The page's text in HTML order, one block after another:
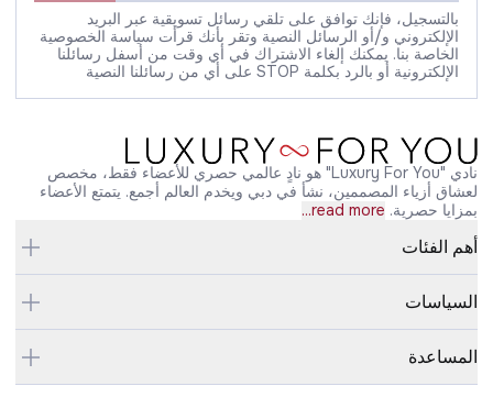
بالتسجيل، فإنك توافق على تلقي رسائل تسويقية عبر البريد
الإلكتروني و/أو الرسائل النصية وتقر بأنك قرأت سياسة الخصوصية
الخاصة بنا. يمكنك إلغاء الاشتراك في أي وقت من أسفل رسائلنا
الإلكترونية أو بالرد بكلمة STOP على أي من رسائلنا النصية
نادي "Luxury For You" هو نادٍ عالمي حصري للأعضاء فقط، مخصص
لعشاق أزياء المصممين، نشأ في دبي ويخدم العالم أجمع. يتمتع الأعضاء
بمزايا حصرية. read more...
أهم الفئات
السياسات
المساعدة